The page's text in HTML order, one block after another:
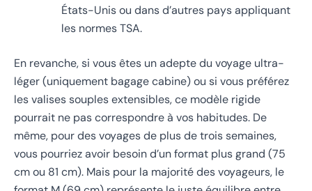
États-Unis ou dans d’autres pays appliquant
les normes TSA.
En revanche, si vous êtes un adepte du voyage ultra-
léger (uniquement bagage cabine) ou si vous préférez
les valises souples extensibles, ce modèle rigide
pourrait ne pas correspondre à vos habitudes. De
même, pour des voyages de plus de trois semaines,
vous pourriez avoir besoin d’un format plus grand (75
cm ou 81 cm). Mais pour la majorité des voyageurs, le